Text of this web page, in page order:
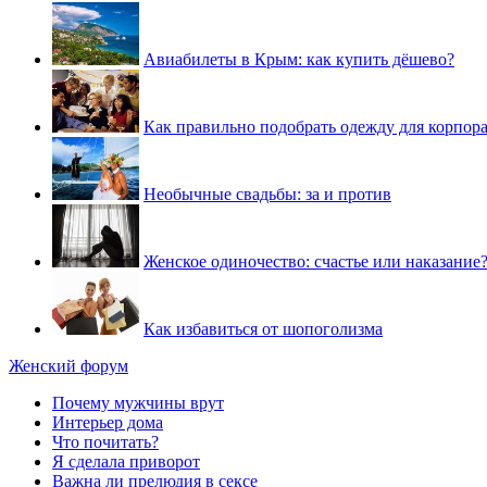
Авиабилеты в Крым: как купить дёшево?
Как правильно подобрать одежду для
Необычные свадьбы: за и против
Женское одиночество: счастье или наказание?
Как избавиться от шопоголизма
Женский форум
Почему мужчины врут
Интерьер дома
Что почитать?
Я сделала приворот
Важна ли прелюдия в сексе